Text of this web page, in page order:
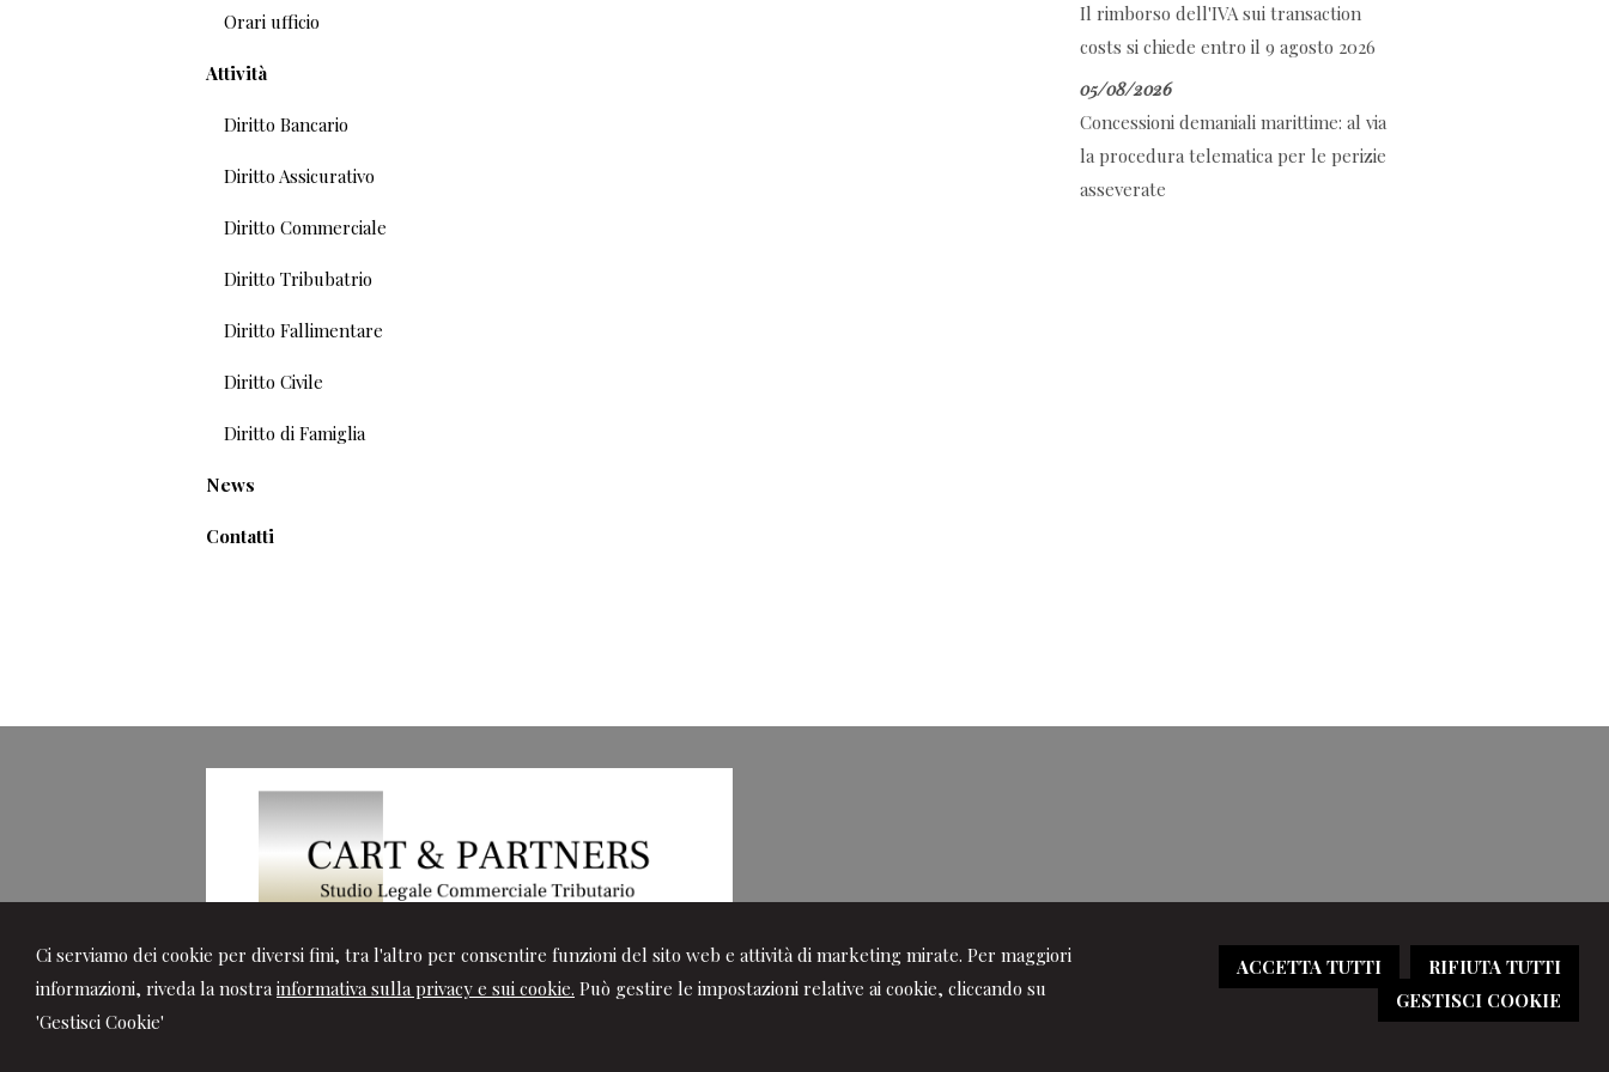
Ci serviamo dei cookie per diversi fini, tra l'altro per consentire funzioni del sito web e attività di marketing mirate. Per maggiori
informazioni, riveda la nostrainformativa sulla privacy e sui cookie. Può gestire le impostazioni relative ai cookie, cliccando su
'Gestisci Cookie'
ACCETTA TUTTI
RIFIUTA TUTTI
GESTISCI COOKIE
Orari ufficio
Attività
Diritto Bancario
Diritto Assicurativo
Diritto Commerciale
Diritto Tribubatrio
Diritto Fallimentare
Diritto Civile
Diritto di Famiglia
News
Contatti
Il rimborso dell'IVA sui transaction
costs si chiede entro il 9 agosto 2026
05/08/2026
Concessioni demaniali marittime: al via
la procedura telematica per le perizie
asseverate